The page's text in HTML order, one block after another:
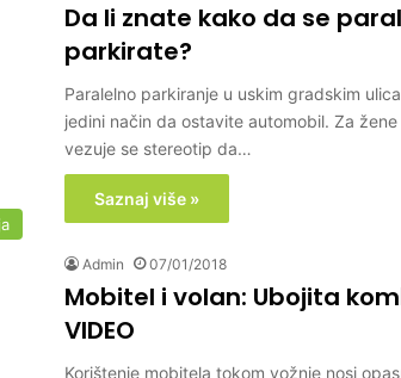
Da li znate kako da se
parkirate?
Paralelno parkiranje u uskim gradskim
jedini način da ostavite automobil. Za
vezuje se stereotip da…
Saznaj više »
Admin 07/01/2018
Mobitel i volan: Ubojita
VIDEO
Korištenje mobitela tokom vožnje nosi